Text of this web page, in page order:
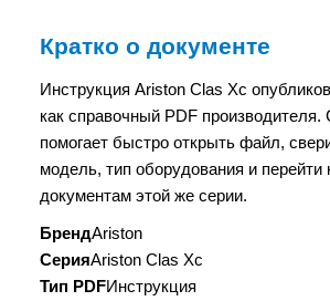
Кратко о документе
Инструкция Ariston Clas Xc
как справочный PDF производителя.
помогает быстро открыть файл,
модель, тип оборудования и перейти
документам этой же серии.
БрендAriston
СерияAriston Clas Xc
Тип PDFИнструкция